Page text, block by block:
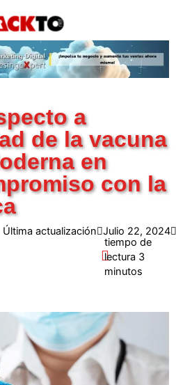
a
de la vacuna
en
con la
Última actualización Julio 22, 2024